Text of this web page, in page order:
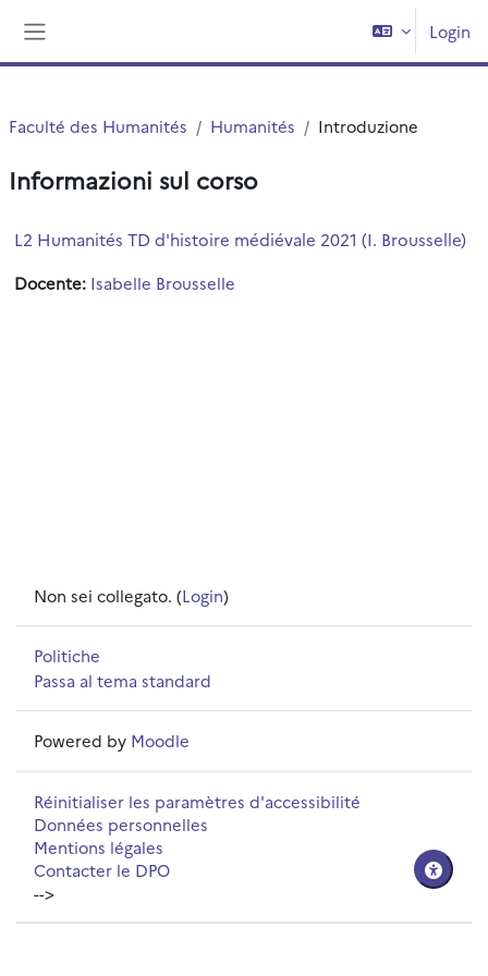
Login
Faculté des Humanités Humanités Introduzione
Informazioni sul corso
L2 Humanités TD d'histoire médiévale 2021 (I. Brousselle)
Docente: Isabelle Brousselle
Non sei collegato. (Login)
Politiche
Passa al tema standard
Powered by Moodle
Réinitialiser les paramètres d'accessibilité
Données personnelles
Mentions légales
Contacter le DPO
-->